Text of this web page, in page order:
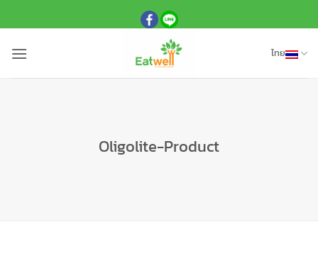
ไป
เนื้อหา
ไทย
Oligolite-Product